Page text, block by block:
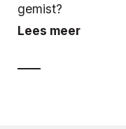
gemist?
Lees meer